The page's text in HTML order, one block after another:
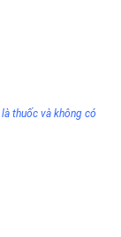
là thuốc và không có